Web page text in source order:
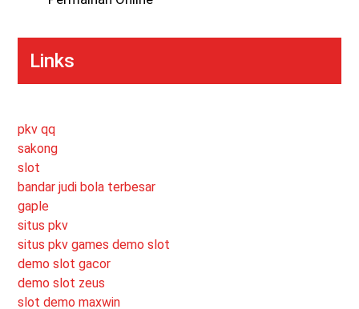
Links
pkv qq
sakong
slot
bandar judi bola terbesar
gaple
situs pkv
situs pkv games demo slot
demo slot gacor
demo slot zeus
slot demo maxwin